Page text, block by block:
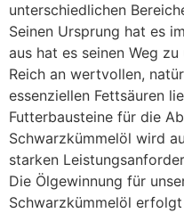
unterschiedlichen
Seinen Ursprung hat es
aus hat es seinen Weg zu
Reich an wertvollen,
essenziellen Fettsäuren
Futterbausteine für die
Schwarzkümmelöl wird
starken
Die Ölgewinnung für
Schwarzkümmelöl